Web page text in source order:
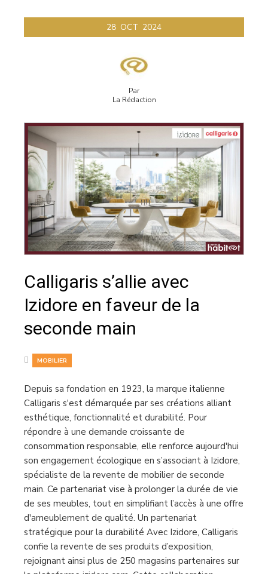
28 OCT 2024
Par
La Rédaction
Calligaris s’allie avec
Izidore en faveur de la
seconde main
MOBILIER
Depuis sa fondation en 1923, la marque italienne
Calligaris s'est démarquée par ses créations alliant
esthétique, fonctionnalité et durabilité. Pour
répondre à une demande croissante de
consommation responsable, elle renforce aujourd'hui
son engagement écologique en s’associant à Izidore,
spécialiste de la revente de mobilier de seconde
main. Ce partenariat vise à prolonger la durée de vie
de ses meubles, tout en simplifiant l’accès à une offre
d'ameublement de qualité. Un partenariat
stratégique pour la durabilité Avec Izidore, Calligaris
confie la revente de ses produits d’exposition,
rejoignant ainsi plus de 250 magasins partenaires sur